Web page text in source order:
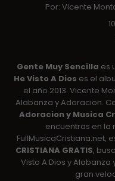
Por: Vicente
Gente Muy Sencilla es
He Visto A Dios es el
el año 2013. Vicente
Alabanza y Adoracion.
Adoracion y Musica
encuentras en la
FullMusicaCristiana.net,
CRISTIANA GRATIS,
Visto A Dios y
gran